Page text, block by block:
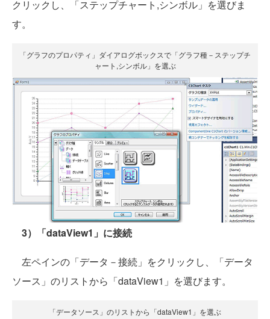
クリックし、「ステップチャート,シンボル」を選びま
す。
「グラフのプロパティ」ダイアログボックスで「グラフ種－ステップチ
ャート,シンボル」を選ぶ
3）「dataView1」に接続
左ペインの「データ－接続」をクリックし、「データ
ソース」のリストから「dataView1」を選びます。
「データソース」のリストから「dataView1」を選ぶ